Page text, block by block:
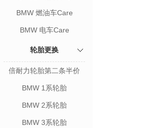
BMW 燃油车Care
BMW 电车Care
轮胎更换
倍耐力轮胎第二条半价
BMW 1系轮胎
BMW 2系轮胎
BMW 3系轮胎